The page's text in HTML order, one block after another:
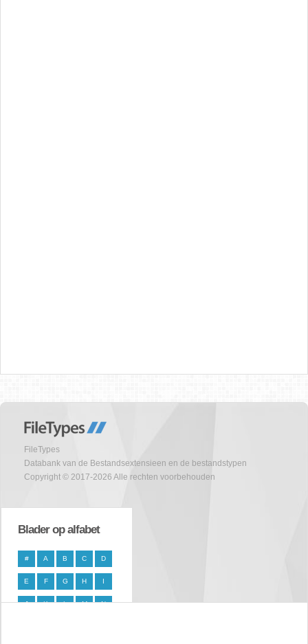
FileTypes
Databank van de Bestandsextensieen en de bestandstypen
Copyright © 2017-2026 Alle rechten voorbehouden
Blader op alfabet
# A B C D
E F G H I
J K L M N